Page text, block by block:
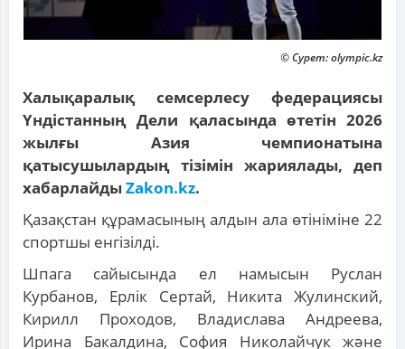
© Сурет: olympic.kz
Халықаралық семсерлесу федерациясы
Үндістанның Дели қаласында өтетін 2026
жылғы Азия чемпионатына
қатысушылардың тізімін жариялады, деп
хабарлайдыZakon.kz.
Қазақстан құрамасының алдын ала өтініміне 22
спортшы енгізілді.
Шпага сайысында ел намысын Руслан
Курбанов, Ерлік Сертай, Никита Жулинский,
Кирилл Проходов, Владислава Андреева,
Ирина Бакалдина, София Николайчук және